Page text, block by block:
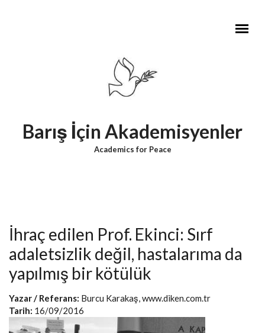
Barış İçin Akademisyenler
Academics for Peace
İhraç edilen Prof. Ekinci: Sırf
adaletsizlik değil, hastalarıma da
yapılmış bir kötülük
Yazar / Referans: Burcu Karakaş, www.diken.com.tr
Tarih: 16/09/2016